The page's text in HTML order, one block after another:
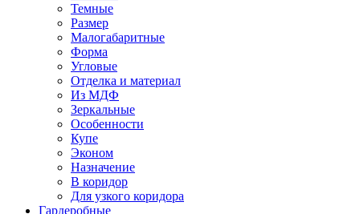
Темные
Размер
Малогабаритные
Форма
Угловые
Отделка и материал
Из МДФ
Зеркальные
Особенности
Купе
Эконом
Назначение
В коридор
Для узкого коридора
Гардеробные